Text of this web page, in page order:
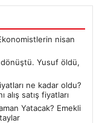
nisan
dönüştü. Yusuf öldü,
ne kadar oldu?
alış satış fiyatları
Yatacak? Emekli